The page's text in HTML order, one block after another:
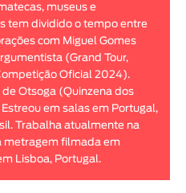
museus e
tem dividido o tempo entre
com Miguel Gomes
(Grand Tour,
Oficial 2024).
Otsoga (Quinzena dos
em salas em Portugal,
Trabalha atualmente na
metragem filmada em
Lisboa, Portugal.